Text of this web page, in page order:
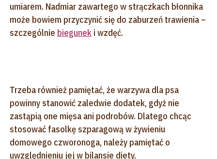
umiarem. Nadmiar zawartego w strączkach błonnika
może bowiem przyczynić się do zaburzeń trawienia –
szczególnie biegunek i wzdęć.
Trzeba również pamiętać, że warzywa dla psa
powinny stanowić zaledwie dodatek, gdyż nie
zastąpią one mięsa ani podrobów. Dlatego chcąc
stosować fasolkę szparagową w żywieniu
domowego czworonoga, należy pamiętać o
uwzględnieniu jej w bilansie diety.